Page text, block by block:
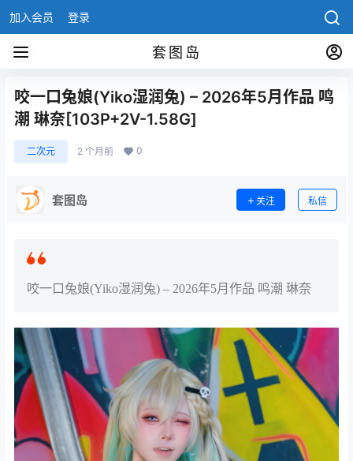
加入会员 登录
套图岛
咬一口兔娘(Yiko湿润兔) – 2026年5月作品 鸣
潮 琳奈[103P+2V-1.58G]
二次元 2 个月前 0
套图岛 关注 私信
咬一口兔娘(Yiko湿润兔) – 2026年5月作品 鸣潮 琳奈